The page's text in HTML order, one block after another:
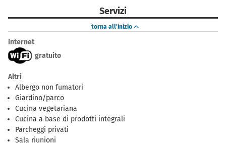
Servizi
torna all'inizio
Internet
gratuito
Altri
Albergo non fumatori
Giardino/parco
Cucina vegetariana
Cucina a base di prodotti integrali
Parcheggi privati
Sala riunioni